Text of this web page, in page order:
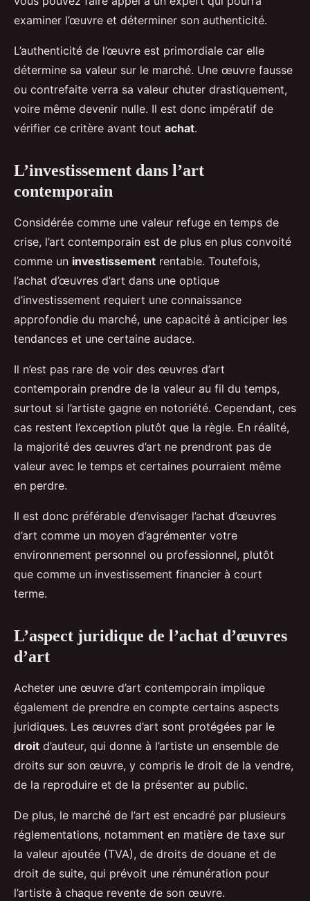
examiner l’œuvre et déterminer son authenticité.
L’authenticité de l’œuvre est primordiale car elle
détermine sa valeur sur le marché. Une œuvre fausse
ou contrefaite verra sa valeur chuter drastiquement,
voire même devenir nulle. Il est donc impératif de
vérifier ce critère avant tout achat.
L’investissement dans l’art
contemporain
Considérée comme une valeur refuge en temps de
crise, l’art contemporain est de plus en plus convoité
comme un investissement rentable. Toutefois,
l’achat d’œuvres d’art dans une optique
d’investissement requiert une connaissance
approfondie du marché, une capacité à anticiper les
tendances et une certaine audace.
Il n’est pas rare de voir des œuvres d’art
contemporain prendre de la valeur au fil du temps,
surtout si l’artiste gagne en notoriété. Cependant, ces
cas restent l’exception plutôt que la règle. En réalité,
la majorité des œuvres d’art ne prendront pas de
valeur avec le temps et certaines pourraient même
en perdre.
Il est donc préférable d’envisager l’achat d’œuvres
d’art comme un moyen d’agrémenter votre
environnement personnel ou professionnel, plutôt
que comme un investissement financier à court
terme.
L’aspect juridique de l’achat d’œuvres
d’art
Acheter une œuvre d’art contemporain implique
également de prendre en compte certains aspects
juridiques. Les œuvres d’art sont protégées par le
droit d’auteur, qui donne à l’artiste un ensemble de
droits sur son œuvre, y compris le droit de la vendre,
de la reproduire et de la présenter au public.
De plus, le marché de l’art est encadré par plusieurs
réglementations, notamment en matière de taxe sur
la valeur ajoutée (TVA), de droits de douane et de
droit de suite, qui prévoit une rémunération pour
l’artiste à chaque revente de son œuvre.